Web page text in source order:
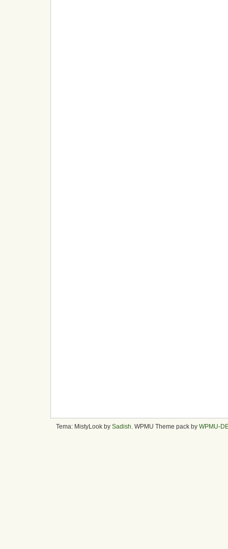
Tema: MistyLook by Sadish . WPMU Theme pack by WPMU-